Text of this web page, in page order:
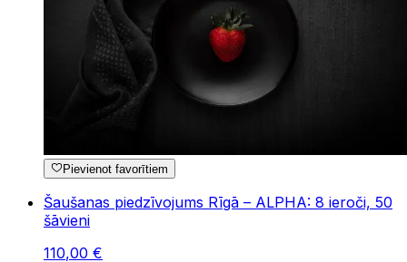
Pievienot favorītiem
Šaušanas piedzīvojums Rīgā – ALPHA: 8 ieroči, 50
šāvieni
110,00 €